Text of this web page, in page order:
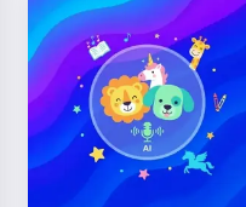
dormir
Leia